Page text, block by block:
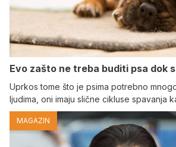
Evo zašto ne treba buditi psa dok
Uprkos tome što je psima potrebno
ljudima, oni imaju slične cikluse spavanja
MAGAZIN